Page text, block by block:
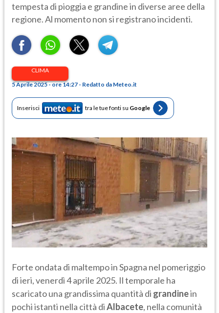
tempesta di pioggia e grandine in diverse aree della
regione. Al momento non si registrano incidenti.
CLIMA
5 Aprile 2025 - ore 14:27 - Redatto da Meteo.it
Inserisci tra le tue fonti su Google
Forte ondata di maltempo in Spagna nel pomeriggio
di ieri, venerdì 4 aprile 2025. Il temporale ha
scaricato una grandissima quantità di grandinein
pochi istanti nella città diAlbacete, nella comunità